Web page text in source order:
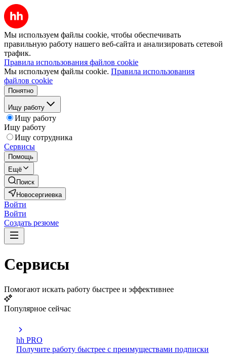
Мы используем файлы cookie, чтобы обеспечивать
правильную работу нашего веб-сайта и анализировать сетевой
трафик.
Правила использования файлов cookie
Мы используем файлы cookie. Правила использования
файлов cookie
Понятно
Ищу работу
Ищу работу
Ищу работу
Ищу сотрудника
Сервисы
Помощь
Ещё
Поиск
Новосергиевка
Войти
Войти
Создать резюме
Сервисы
Помогают искать работу быстрее и эффективнее
Популярное сейчас
hh PRO
Получите работу быстрее с преимуществами подписки